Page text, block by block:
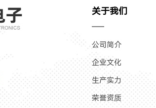
关于我们
公司简介
企业文化
生产实力
荣誉资质